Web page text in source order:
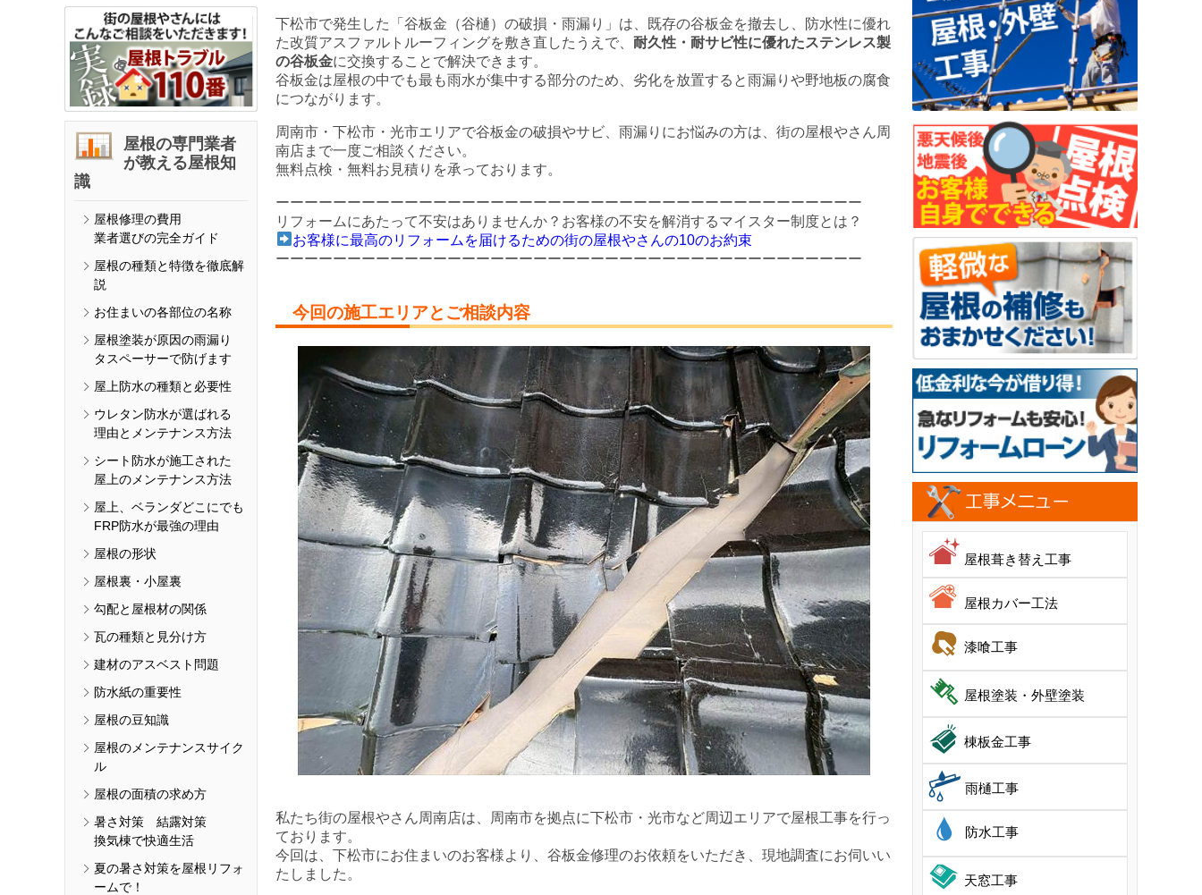
屋根の専門業者
が教える屋根知
識
屋根修理の費用
業者選びの完全ガイド
屋根の種類と特徴を徹底解
説
お住まいの各部位の名称
屋根塗装が原因の雨漏り
タスペーサーで防げます
屋上防水の種類と必要性
ウレタン防水が選ばれる
理由とメンテナンス方法
シート防水が施工された
屋上のメンテナンス方法
屋上、ベランダどこにでも
FRP防水が最強の理由
屋根の形状
屋根裏・小屋裏
勾配と屋根材の関係
瓦の種類と見分け方
建材のアスベスト問題
防水紙の重要性
屋根の豆知識
屋根のメンテナンスサイク
ル
屋根の面積の求め方
暑さ対策 結露対策
換気棟で快適生活
夏の暑さ対策を屋根リフォ
ームで！
下松市で発生した「谷板金（谷樋）の破損・雨漏り」は、既存の谷板金を撤去し、防水性に優れ
た改質アスファルトルーフィングを敷き直したうえで、耐久性・耐サビ性に優れたステンレス製
の谷板金に交換することで解決できます。
谷板金は屋根の中でも最も雨水が集中する部分のため、劣化を放置すると雨漏りや野地板の腐食
につながります。
周南市・下松市・光市エリアで谷板金の破損やサビ、雨漏りにお悩みの方は、街の屋根やさん周
南店まで一度ご相談ください。
無料点検・無料お見積りを承っております。
ーーーーーーーーーーーーーーーーーーーーーーーーーーーーーーーーーーーーーーーーー
リフォームにあたって不安はありませんか？ お客様の不安を解消するマイスター制度とは？
お客様に最高のリフォームを届けるための街の屋根やさんの10のお約束
ーーーーーーーーーーーーーーーーーーーーーーーーーーーーーーーーーーーーーーーーー
今回の施工エリアとご相談内容
私たち街の屋根やさん周南店は、周南市を拠点に下松市・光市など周辺エリアで屋根工事を行っ
ております。
今回は、下松市にお住まいのお客様より、谷板金修理のお依頼をいただき、現地調査にお伺いい
たしました。
屋根葺き替え工事
屋根カバー工法
漆喰工事
屋根塗装・外壁塗装
棟板金工事
雨樋工事
防水工事
天窓工事